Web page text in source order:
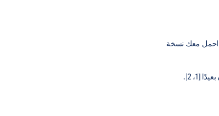
قائمة بأدويتك، بما في ذلك الأسماء العامة والجرعات [1]. احمل معك نسخة
[1، 2].